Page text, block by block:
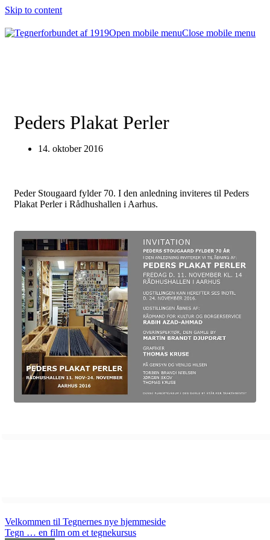
Skip to content
Open mobile menuClose mobile menu
Peders Plakat Perler
14. oktober 2016
Peder Stougaard fylder 70. I den anledning inviteres til Peders
Plakat Perler i Rådhushallen i Aarhus.
Velkommen til Tegnernes nye hjemmeside
Tegn … en film om et tegnekursus